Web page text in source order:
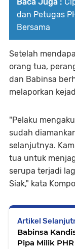
Baca Juga :
dan Petugas
Bersama
Setelah
orang tua,
dan Babinsa
melaporkan
"Pelaku
sudah
selanjutnya.
tua untuk
serupa terjadi
Siak," kata
Artikel
Babinsa
Pipa Milik PHR